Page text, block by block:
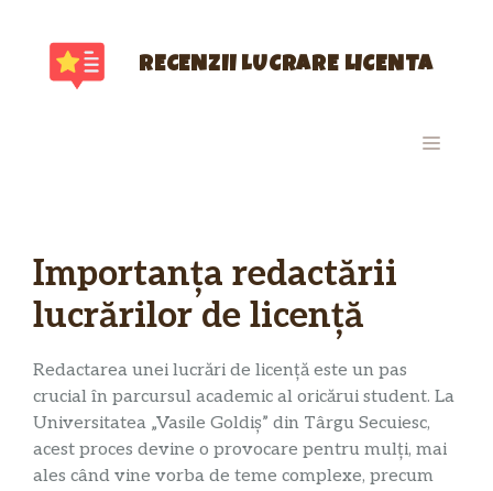
conținut
RECENZII LUCRARE LICENTA
MENIU
Importanța redactării
lucrărilor de licență
Redactarea unei lucrări de licență este un pas
crucial în parcursul academic al oricărui student. La
Universitatea „Vasile Goldiș” din Târgu Secuiesc,
acest proces devine o provocare pentru mulți, mai
ales când vine vorba de teme complexe, precum